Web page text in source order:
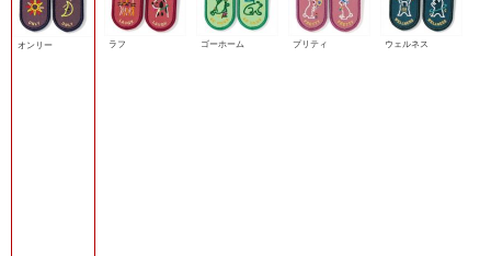
オンリー ラフ ゴーホーム プリティ ウェルネス